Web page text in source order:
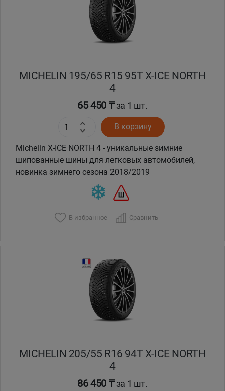
MICHELIN 195/65 R15 95T X-ICE NORTH
4
65 450 ₸за 1 шт.
В корзину
Michelin X-ICE NORTH 4 - уникальные зимние
шипованные шины для легковых автомобилей,
новинка зимнего сезона 2018/2019
В избранное Сравнить
MICHELIN 205/55 R16 94T X-ICE NORTH
4
86 450 ₸за 1 шт.